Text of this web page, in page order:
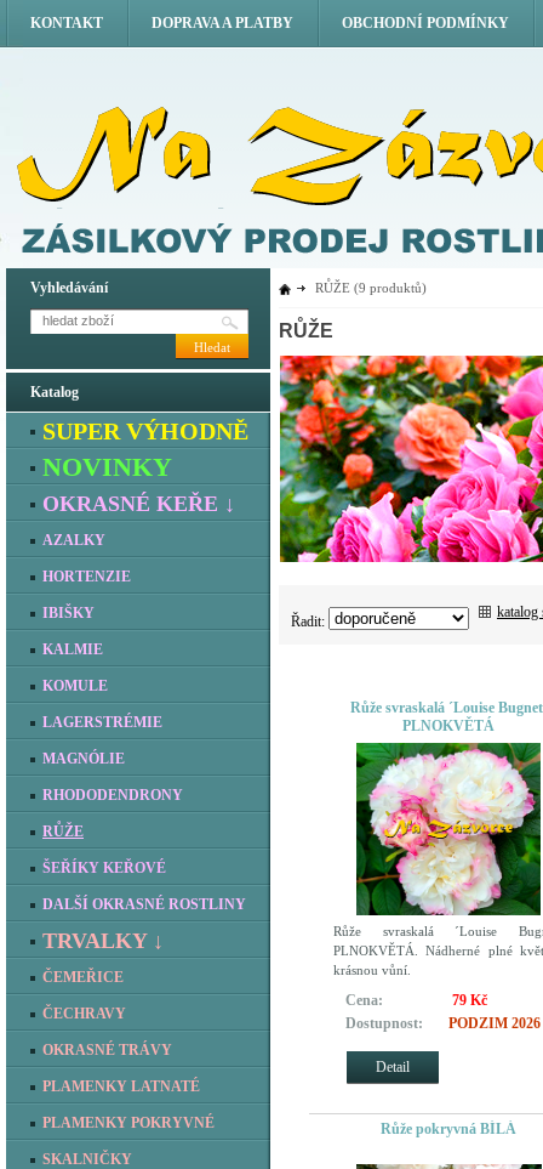
Vyhledávání
Hledat
Katalog
SUPER VÝHODNĚ
NOVINKY
OKRASNÉ KEŘE ↓
AZALKY
HORTENZIE
IBIŠKY
KALMIE
KOMULE
LAGERSTRÉMIE
MAGNÓLIE
RHODODENDRONY
RŮŽE
ŠEŘÍKY KEŘOVÉ
DALŠÍ OKRASNÉ ROSTLINY
TRVALKY ↓
ČEMEŘICE
ČECHRAVY
OKRASNÉ TRÁVY
PLAMENKY LATNATÉ
PLAMENKY POKRYVNÉ
SKALNIČKY
RŮŽE (9 produktů)
RŮŽE
Řadit:
katalog
Růže svraskalá ´Louise
PLNOKVĚTÁ
Růže svraskalá ´Louise
PLNOKVĚTÁ. Nádherné plné
krásnou vůní.
Cena:
79 Kč
Dostupnost:
PODZIM 2026
Detail
Růže pokryvná BÍLÁ
KONTAKT DOPRAVA A PLATBY OBCHODNÍ PODMÍNKY